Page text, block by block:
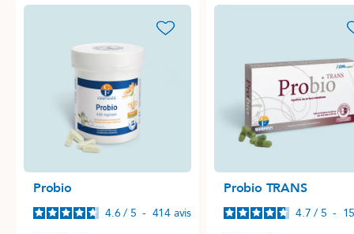
favorite_border
Probio
4.6 / 5 - 414 avis
Probio TRANS
4.7 / 5 -